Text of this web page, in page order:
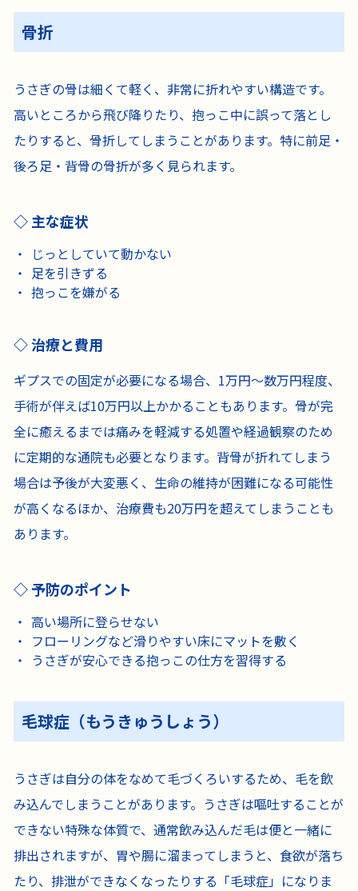
骨折
うさぎの骨は細くて軽く、非常に折れやすい構造です。
高いところから飛び降りたり、抱っこ中に誤って落とし
たりすると、骨折してしまうことがあります。特に前足・
後ろ足・背骨の骨折が多く見られます。
主な症状
じっとしていて動かない
足を引きずる
抱っこを嫌がる
治療と費用
ギプスでの固定が必要になる場合、1万円〜数万円程度、
手術が伴えば10万円以上かかることもあります。骨が完
全に癒えるまでは痛みを軽減する処置や経過観察のため
に定期的な通院も必要となります。背骨が折れてしまう
場合は予後が大変悪く、生命の維持が困難になる可能性
が高くなるほか、治療費も20万円を超えてしまうことも
あります。
予防のポイント
高い場所に登らせない
フローリングなど滑りやすい床にマットを敷く
うさぎが安心できる抱っこの仕方を習得する
毛球症（もうきゅうしょう）
うさぎは自分の体をなめて毛づくろいするため、毛を飲
み込んでしまうことがあります。うさぎは嘔吐することが
できない特殊な体質で、通常飲み込んだ毛は便と一緒に
排出されますが、胃や腸に溜まってしまうと、食欲が落ち
たり、排泄ができなくなったりする「毛球症」になりま